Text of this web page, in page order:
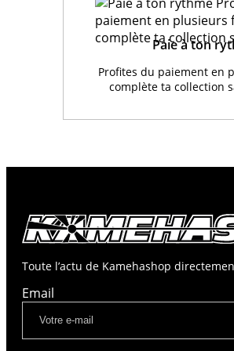
Paie à ton
Profites du paiement en
complète ta collection
Toute l’actu de Kamehashop
Email